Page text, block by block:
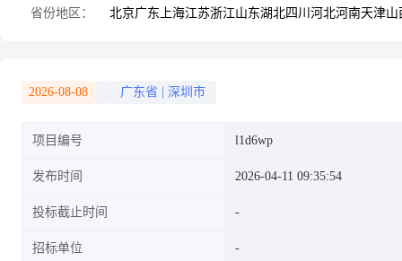
省份地区： 北京广东 上海江苏浙江山东湖北四川 河北河南天津山
2026-08-08 广东省 深圳市
项目编号 l1d6wp
发布时间 2026-04-11 09:35:54
投标截止时间
招标单位